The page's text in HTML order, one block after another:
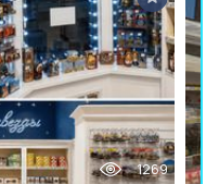
1269